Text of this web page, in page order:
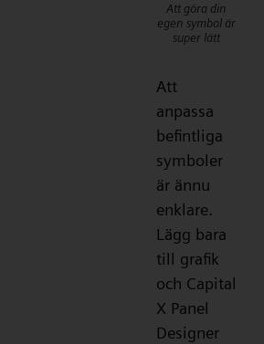
Att göra din
egen symbol är
super lätt
Att
anpassa
befintliga
symboler
är ännu
enklare.
Lägg bara
till grafik
och Capital
X Panel
Designer